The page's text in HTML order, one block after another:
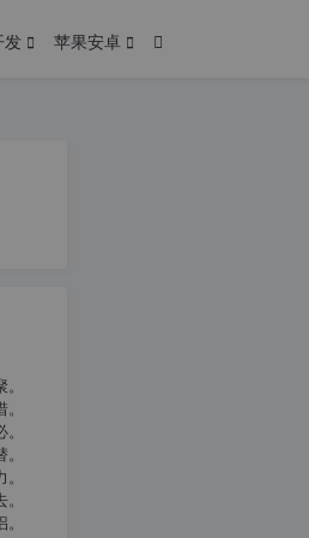
发 苹果安卓